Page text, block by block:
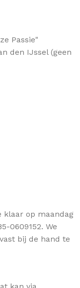
Passie"
den IJssel (geen
klaar op maandag
0609152. We
bij de hand te
kan via